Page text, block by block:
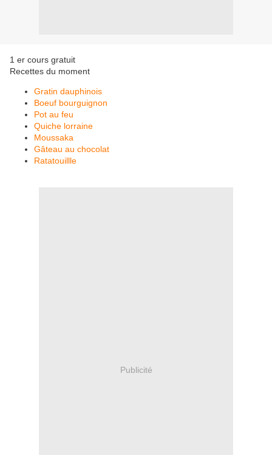
1 er cours gratuit
Recettes du moment
Gratin dauphinois
Boeuf bourguignon
Pot au feu
Quiche lorraine
Moussaka
Gâteau au chocolat
Ratatouillle
Publicité